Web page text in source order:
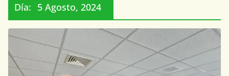
Día: 5 Agosto, 2024